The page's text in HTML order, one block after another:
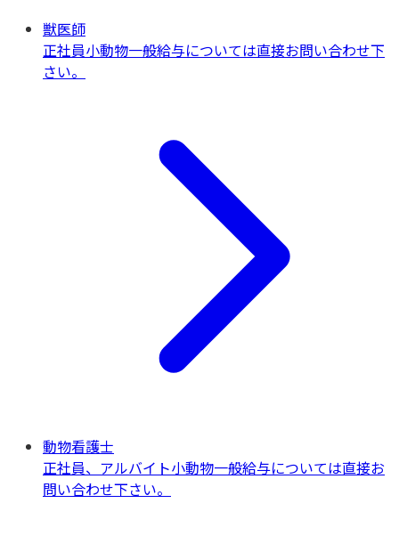
獣医師
正社員小動物一般給与については直接お問い合わせ下
さい。
動物看護士
正社員、アルバイト小動物一般給与については直接お
問い合わせ下さい。